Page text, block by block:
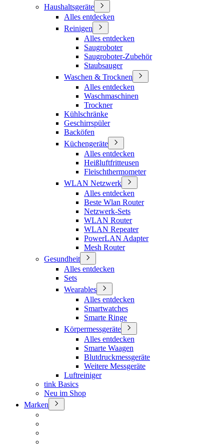
Haushaltsgeräte
Alles entdecken
Reinigen
Alles entdecken
Saugroboter
Saugroboter-Zubehör
Staubsauger
Waschen & Trocknen
Alles entdecken
Waschmaschinen
Trockner
Kühlschränke
Geschirrspüler
Backöfen
Küchengeräte
Alles entdecken
Heißluftfritteusen
Fleischthermometer
WLAN Netzwerk
Alles entdecken
Beste Wlan Router
Netzwerk-Sets
WLAN Router
WLAN Repeater
PowerLAN Adapter
Mesh Router
Gesundheit
Alles entdecken
Sets
Wearables
Alles entdecken
Smartwatches
Smarte Ringe
Körpermessgeräte
Alles entdecken
Smarte Waagen
Blutdruckmessgeräte
Weitere Messgeräte
Luftreiniger
tink Basics
Neu im Shop
Marken